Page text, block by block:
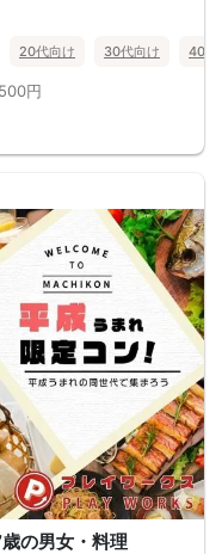
20代向け 30代向け 40代
円
の男女・料理